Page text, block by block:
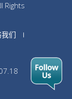
Rights
们